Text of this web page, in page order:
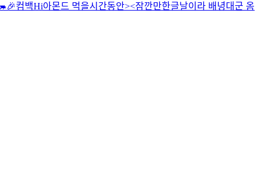
컴백Hi아몬드 먹을시간동안><잠깐만한글날이라 배녕대군 옴